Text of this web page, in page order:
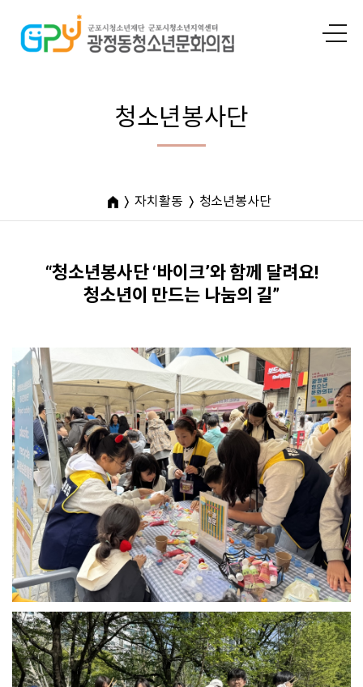
청소년봉사단
자치활동 청소년봉사단
“청소년봉사단 ‘바이크’와 함께 달려요!
청소년이 만드는 나눔의 길”